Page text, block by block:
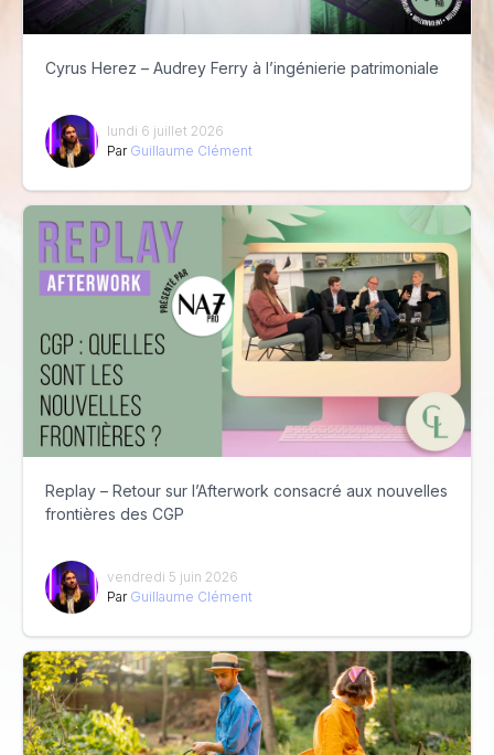
Cyrus Herez – Audrey Ferry à l’ingénierie patrimoniale
lundi 6 juillet 2026
Par Guillaume Clément
Replay – Retour sur l’Afterwork consacré aux nouvelles
frontières des CGP
vendredi 5 juin 2026
Par Guillaume Clément